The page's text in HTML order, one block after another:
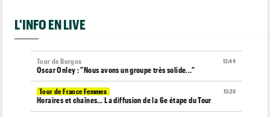
L'INFO EN LIVE
13:44
Tour de Burgos
Oscar Onley : "Nous avons un groupe très solide..."
13:20
Tour de France Femmes
Horaires et chaînes… La diffusion de la 6e étape du Tour